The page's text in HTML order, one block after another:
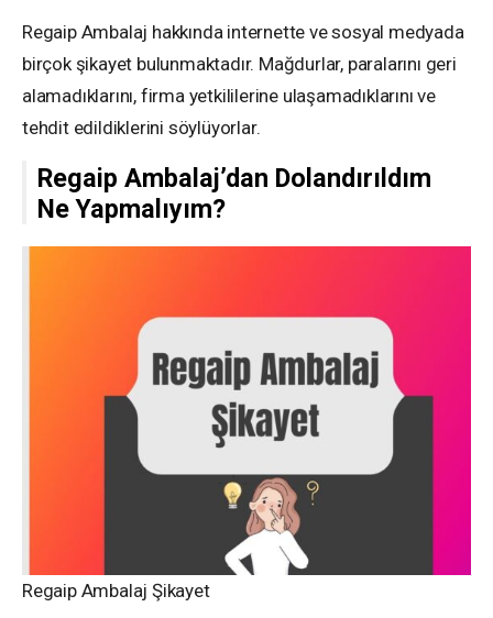
Regaip Ambalaj hakkında internette ve sosyal medyada
birçok şikayet bulunmaktadır. Mağdurlar, paralarını geri
alamadıklarını, firma yetkililerine ulaşamadıklarını ve
tehdit edildiklerini söylüyorlar.
Regaip Ambalaj’dan Dolandırıldım
Ne Yapmalıyım?
Regaip Ambalaj Şikayet